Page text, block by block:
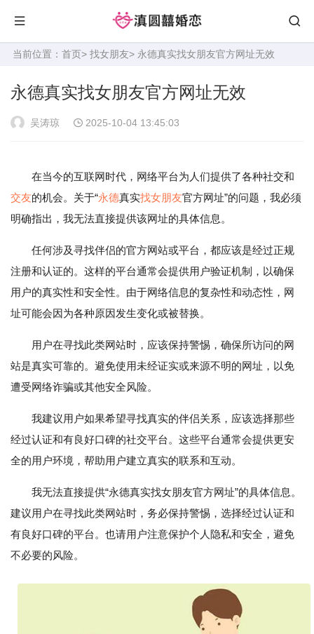
当前位置： 首页> 找女朋友> 永德真实找女朋友官方网址无效
永德真实找女朋友官方网址无效
吴涛琼 2025-10-04 13:45:03
在当今的互联网时代，网络平台为人们提供了各种社交和
交友的机会。关于“永德真实找女朋友官方网址”的问题，我必须
明确指出，我无法直接提供该网址的具体信息。
任何涉及寻找伴侣的官方网站或平台，都应该是经过正规
注册和认证的。这样的平台通常会提供用户验证机制，以确保
用户的真实性和安全性。由于网络信息的复杂性和动态性，网
址可能会因为各种原因发生变化或被替换。
用户在寻找此类网站时，应该保持警惕，确保所访问的网
站是真实可靠的。避免使用未经证实或来源不明的网址，以免
遭受网络诈骗或其他安全风险。
我建议用户如果希望寻找真实的伴侣关系，应该选择那些
经过认证和有良好口碑的社交平台。这些平台通常会提供更安
全的用户环境，帮助用户建立真实的联系和互动。
我无法直接提供“永德真实找女朋友官方网址”的具体信息。
建议用户在寻找此类网站时，务必保持警惕，选择经过认证和
有良好口碑的平台。也请用户注意保护个人隐私和安全，避免
不必要的风险。